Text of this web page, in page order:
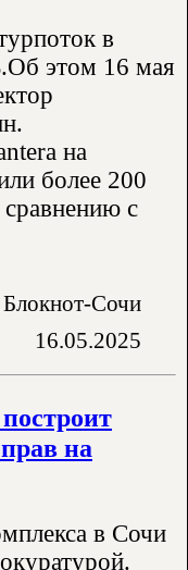
в
этом 16 мая
на
более 200
с
Сочи
16.05.2025
на
в Сочи